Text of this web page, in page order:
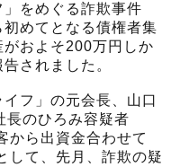
をめぐる詐欺事件
めてとなる債権者集
およそ200万円しか
されました。
フ」の元会長、山口
長のひろみ容疑者
から出資金合わせて
して、先月、詐欺の疑